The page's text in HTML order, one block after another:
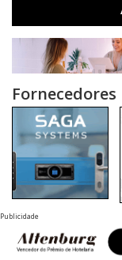
Fornecedores
Publicidade